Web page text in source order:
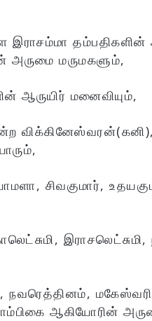
தம்பதிகளின்
அருமை மருமகளும்,
ஆருயிர் மனைவியும்,
விக்கினேஸ்வரன்(கனி),
சிவகுமார்,
இராசலெட்சுமி,
ஆகியோரின்